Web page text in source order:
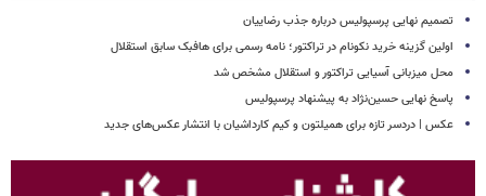
تصمیم نهایی پرسپولیس درباره جذب رضاییان
اولین گزینه خرید نکونام در تراکتور؛ نامه رسمی برای هافبک سابق استقلال
محل میزبانی آسیایی تراکتور و استقلال مشخص شد
پاسخ نهایی حسین‌نژاد به پیشنهاد پرسپولیس
عکس | دردسر تازه برای همیلتون و کیم کارداشیان با انتشار عکس‌های جدید